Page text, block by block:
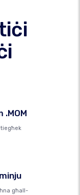
.MOM
għall-